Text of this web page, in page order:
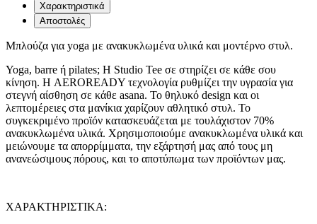
Χαρακτηριστικά
Αποστολές
Μπλούζα για yoga με ανακυκλωμένα υλικά και μοντέρνο στυλ.
Yoga, barre ή pilates; Η Studio Tee σε στηρίζει σε κάθε σου
κίνηση. Η AEROREADY τεχνολογία ρυθμίζει την υγρασία για
στεγνή αίσθηση σε κάθε asana. Το θηλυκό design και οι
λεπτομέρειες στα μανίκια χαρίζουν αθλητικό στυλ. Το
συγκεκριμένο προϊόν κατασκευάζεται με τουλάχιστον 70%
ανακυκλωμένα υλικά. Χρησιμοποιούμε ανακυκλωμένα υλικά και
μειώνουμε τα απορρίμματα, την εξάρτησή μας από τους μη
ανανεώσιμους πόρους, και το αποτύπωμα των προϊόντων μας.
ΧΑΡΑΚΤΗΡΙΣΤΙΚΑ: